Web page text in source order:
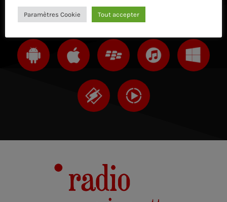
ÉCOUTEZ AVEC VOTRE APP ET SUR LE
Paramètres Cookie Tout accepter